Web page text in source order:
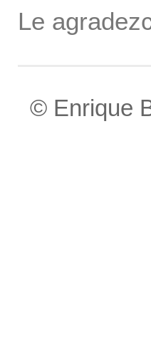
Le
© Enrique